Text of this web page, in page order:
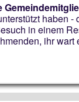
haben -
in einem
ihr wart